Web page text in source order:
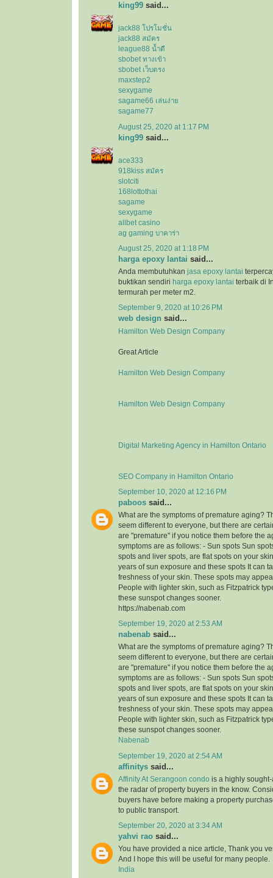
king99 said...
jack88 โปรโมชั่น
jack88 สมัคร
league88 น้ำดี
sbobet ทางเข้า
sbobet เว็บตรง
maxstep2
sexygame
sagame66 เล่นง่าย
sagame77
August 25, 2020 at 1:17 PM
king99 said...
ace333
918kiss สมัคร
slotciti
168lottothai
sagame
sexygame
allbet casino
ag gaming บาคาร่า
August 25, 2020 at 1:18 PM
harga epoxy lantai said...
Anda membutuhkan jasa epoxy lantai
buktikan sendiri harga epoxy lantai terbaik di
termurah per meter m2.
September 9, 2020 at 10:26 PM
web design said...
Hamilton Web Design Company
Great Article
Hamilton Web Design Company
Hamilton Web Design Company
Digital Marketing Agency in Hamilton Ontario
SEO Company in Hamilton Ontario
September 10, 2020 at 12:16 PM
paboos said...
What are the symptoms of premature aging?
seem different to everyone, but there are
are "premature" if you notice them before the
symptoms are as follows: - Sun spots Sun
spots and liver spots, are flat spots on your
years of sun exposure and these spots It can
freshness of your skin. These spots may
People with lighter skin, such as Fitzpatrick
these sunspot changes sooner.
https://nabenab.com
September 19, 2020 at 2:53 AM
nabenab said...
What are the symptoms of premature aging?
seem different to everyone, but there are
are "premature" if you notice them before the
symptoms are as follows: - Sun spots Sun
spots and liver spots, are flat spots on your
years of sun exposure and these spots It can
freshness of your skin. These spots may
People with lighter skin, such as Fitzpatrick
these sunspot changes sooner.
Nabenab
September 19, 2020 at 2:54 AM
affinitys said...
Affinity At Serangoon condo is a highly
the radar of property buyers in the know.
buyers have before making a property
to public transport.
September 20, 2020 at 3:34 AM
yahvi rao said...
You have provided a nice article, Thank you
And I hope this will be useful for many people.
India